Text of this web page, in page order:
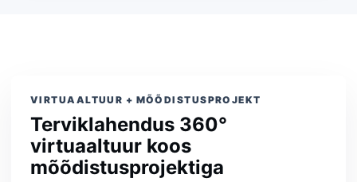
VIRTUAALTUUR + MÕÕDISTUSPROJEKT
Terviklahendus 360°
virtuaaltuur koos
mõõdistusprojektiga